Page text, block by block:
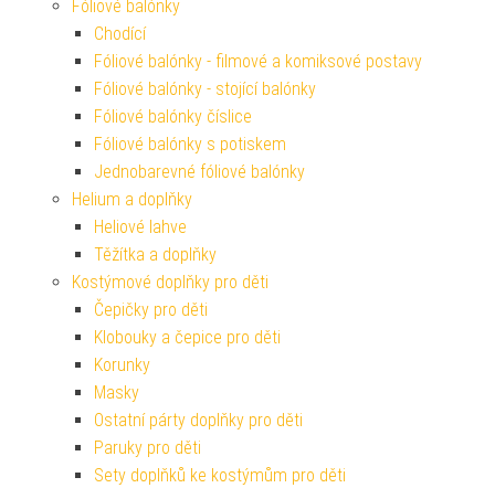
Fóliové balónky
Chodící
Fóliové balónky - filmové a komiksové postavy
Fóliové balónky - stojící balónky
Fóliové balónky číslice
Fóliové balónky s potiskem
Jednobarevné fóliové balónky
Helium a doplňky
Heliové lahve
Těžítka a doplňky
Kostýmové doplňky pro děti
Čepičky pro děti
Klobouky a čepice pro děti
Korunky
Masky
Ostatní párty doplňky pro děti
Paruky pro děti
Sety doplňků ke kostýmům pro děti